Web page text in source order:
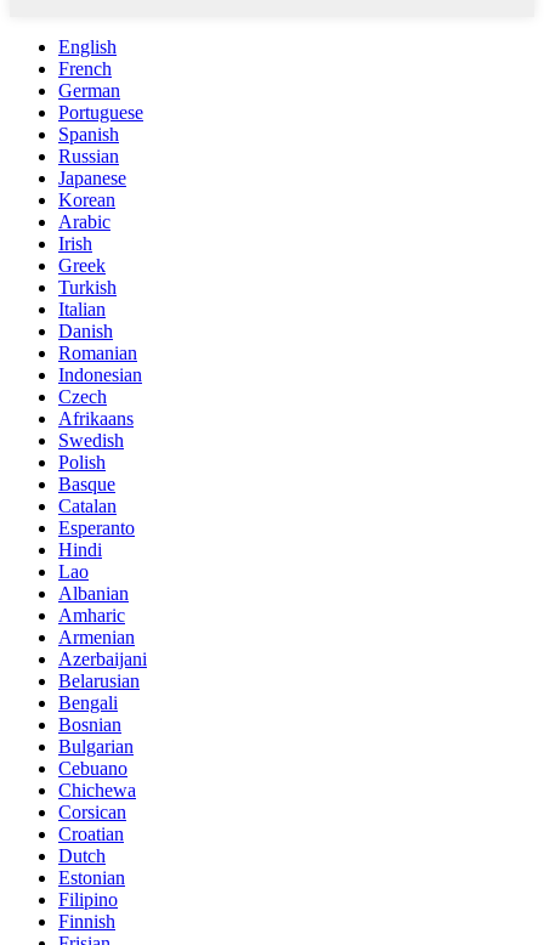
English
French
German
Portuguese
Spanish
Russian
Japanese
Korean
Arabic
Irish
Greek
Turkish
Italian
Danish
Romanian
Indonesian
Czech
Afrikaans
Swedish
Polish
Basque
Catalan
Esperanto
Hindi
Lao
Albanian
Amharic
Armenian
Azerbaijani
Belarusian
Bengali
Bosnian
Bulgarian
Cebuano
Chichewa
Corsican
Croatian
Dutch
Estonian
Filipino
Finnish